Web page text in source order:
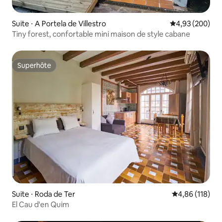
Suite ⋅ A Portela de Villestro Évaluation
4,93 (200)
Tiny forest, confortable mini maison de style cabane
Superhôte
Superhôte
Suite ⋅ Roda de Ter Évaluation
4,86 (118)
El Cau d'en Quim